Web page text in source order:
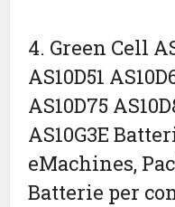
4. Green Cell
AS10D51
AS10D75
AS10G3E
eMachines,
Batterie per